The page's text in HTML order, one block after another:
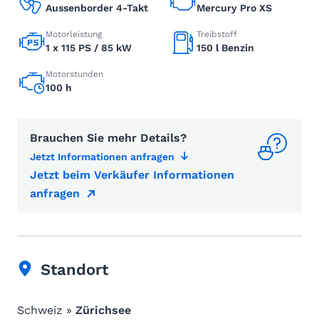
Aussenborder 4-Takt Mercury Pro XS
Motorleistung
1 x 115 PS / 85 kW
Treibstoff
150 l Benzin
Motorstunden
100 h
Brauchen Sie mehr Details?
Jetzt Informationen anfragen
Jetzt beim Verkäufer Informationen
anfragen
Standort
Schweiz » Zürichsee